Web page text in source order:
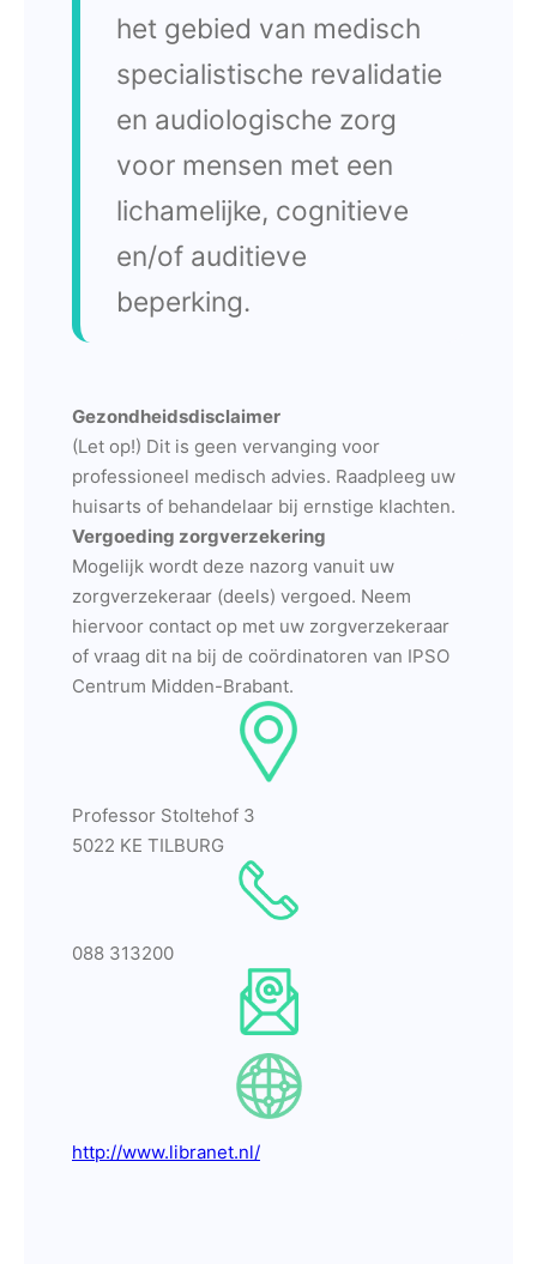
het gebied van medisch
specialistische revalidatie
en audiologische zorg
voor mensen met een
lichamelijke, cognitieve
en/of auditieve
beperking.
Gezondheidsdisclaimer
(Let op!) Dit is geen vervanging voor
professioneel medisch advies. Raadpleeg uw
huisarts of behandelaar bij ernstige klachten.
Vergoeding zorgverzekering
Mogelijk wordt deze nazorg vanuit uw
zorgverzekeraar (deels) vergoed. Neem
hiervoor contact op met uw zorgverzekeraar
of vraag dit na bij de coördinatoren van IPSO
Centrum Midden-Brabant.
Professor Stoltehof 3
5022 KE TILBURG
088 313200
http://www.libranet.nl/